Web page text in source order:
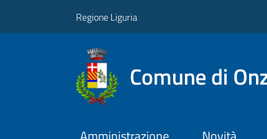
Regione Liguria
Comune di